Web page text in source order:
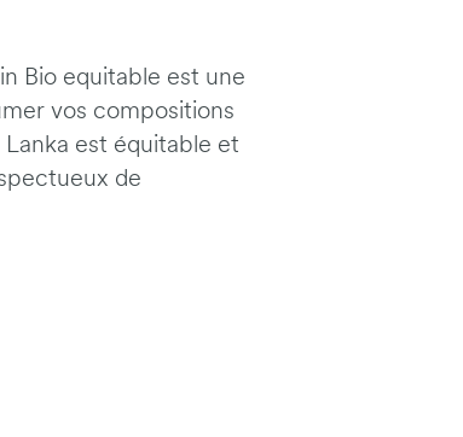
Bio equitable est une
vos compositions
est équitable et
de